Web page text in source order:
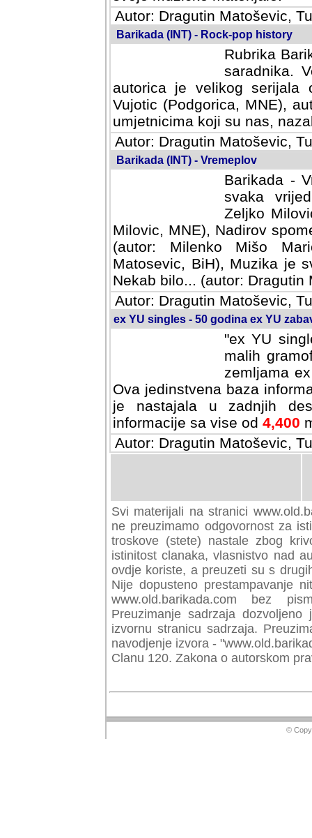
Autor: Dragutin Matoševic,
Barikada (INT) - Rock-pop history
Rubrika
saradnika.
autorica je velikog serijala
Vujotic (Podgorica, MNE),
umjetnicima koji su nas,
Autor: Dragutin Matoševic,
Barikada (INT) - Vremeplov
Barikada -
svaka
Milovic,
MNE), Nadirov spomenar
Milenko Mišo Maric, UK),
Muzika je svirala (autor:
(autor: Dragutin Matosevic,
Autor: Dragutin Matoševic,
ex YU singles - 50 godina ex YU
"ex YU
malih
zemljama
Ova jedinstvena baza
je nastajala u zadnjih
informacije sa vise od 4,400
Autor: Dragutin Matoševic,
Svi materijali na stranici
preuzimamo odgovornost za
troskove (stete) nastale zbog
istinitost clanaka, vlasnistvo nad
ovdje koriste, a preuzeti su s
Nije dopusteno prestampavanje
www.old.barikada.com bez
Preuzimanje sadrzaja
izvornu stranicu sadrzaja.
navodjenje izvora -
Clanu 120. Zakona o autorskom
©